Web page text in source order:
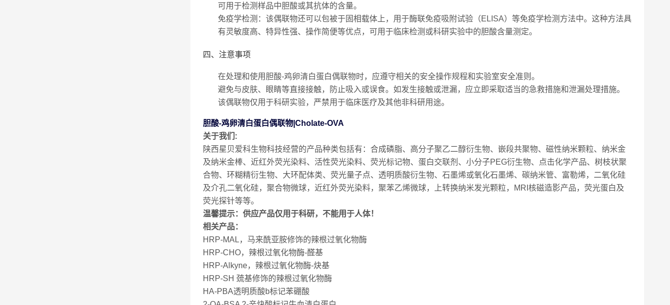
可用于检测样品中胆酸或其抗体的含量。
免疫学检测 ：该偶联物还可以包被于固相载体上，用于酶联免疫吸附试验（ELISA）等免疫学检测方法中。这种方法具
有灵敏度高、特异性强、操作简便等优点，可用于临床检测或科研实验中的胆酸含量测定。
四、注意事项
在处理和使用胆酸-鸡卵清白蛋白偶联物时，应遵守相关的安全操作规程和实验室安全准则。
避免与皮肤、眼睛等直接接触，防止吸入或误食。如发生接触或泄漏，应立即采取适当的急救措施和泄漏处理措施。
该偶联物仅用于科研实验，严禁用于临床医疗及其他非科研用途。
胆酸-鸡卵清白蛋白偶联物|Cholate-OVA
关于我们:
陕西星贝爱科生物科技经营的产品种类包括有：合成磷脂、高分子聚乙二醇衍生物、嵌段共聚物、磁性纳米颗粒、纳米金
及纳米金棒、近红外荧光染料、活性荧光染料、荧光标记物、蛋白交联剂、小分子PEG衍生物、点击化学产品、树枝状聚
合物、环糊精衍生物、大环配体类、荧光量子点、透明质酸衍生物、石墨烯或氧化石墨烯、碳纳米管、富勒烯，二氧化硅
及介孔二氧化硅，聚合物微球，近红外荧光染料，聚苯乙烯微球，上转换纳米发光颗粒，MRI核磁造影产品，荧光蛋白及
荧光探针等等。
温馨提示：供应产品仅用于科研，不能用于人体！
相关产品：
HRP-MAL，马来酰亚胺修饰的辣根过氧化物酶
HRP-CHO，辣根过氧化物酶-醛基
HRP-Alkyne，辣根过氧化物酶-炔基
HRP-SH 巯基修饰的辣根过氧化物酶
HA-PBA透明质酸b标记苯硼酸